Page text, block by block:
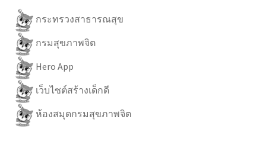
กระทรวงสาธารณสุข
กรมสุขภาพจิต
Hero App
เว็บไซต์สร้างเด็กดี
ห้องสมุดกรมสุขภาพจิต